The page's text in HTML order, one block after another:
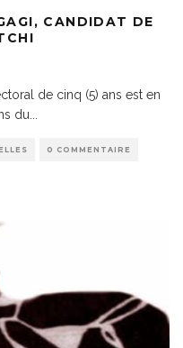
CANDIDAT DE
de cinq (5) ans est en
du
0 COMMENTAIRE